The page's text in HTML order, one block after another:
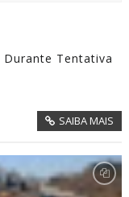
Tentativa
SAIBA MAIS